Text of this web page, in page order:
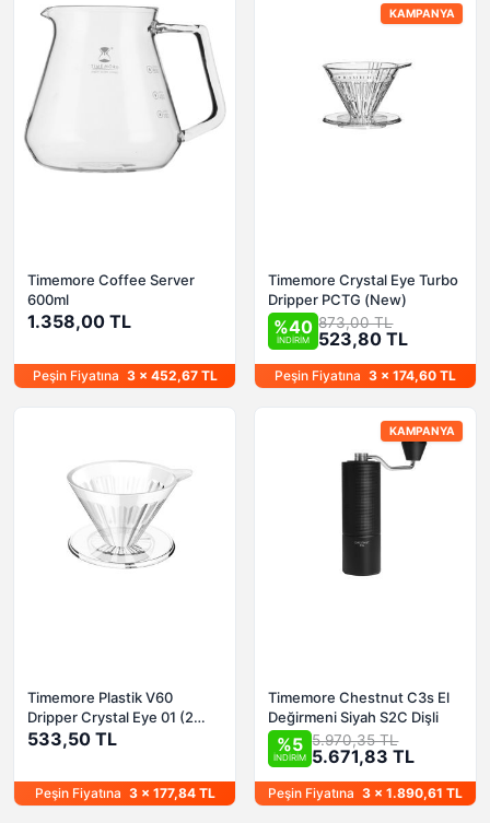
Timemore Coffee Server
600ml
1.358,00 TL
Peşin Fiyatına 3 x 452,67 TL
KAMPANYA
Timemore Crystal Eye Turbo
Dripper PCTG (New)
%40
İNDİRİM
873,00 TL
523,80 TL
Peşin Fiyatına 3 x 174,60 TL
Timemore Plastik V60
Dripper Crystal Eye 01 (2
Fincan)
533,50 TL
Peşin Fiyatına 3 x 177,84 TL
KAMPANYA
Timemore Chestnut C3s El
Değirmeni Siyah S2C Dişli
%5
İNDİRİM
5.970,35 TL
5.671,83 TL
Peşin Fiyatına 3 x 1.890,61 TL